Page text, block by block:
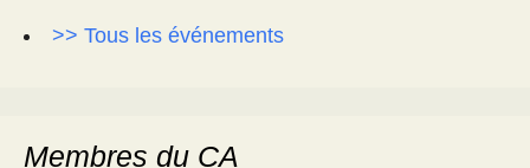
>> Tous les événements
Membres du CA